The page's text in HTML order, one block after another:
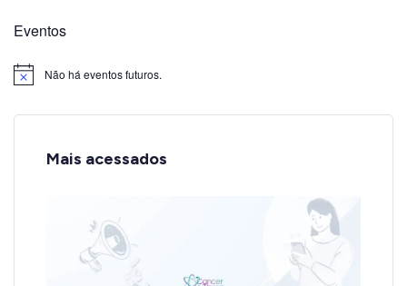
Eventos
Notice Não há eventos futuros.
Mais acessados